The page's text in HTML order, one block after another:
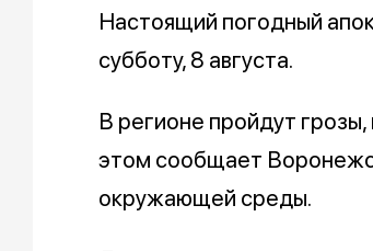
Настоящий погодный
субботу, 8 августа.
В регионе пройдут
этом сообщает
окружающей среды.